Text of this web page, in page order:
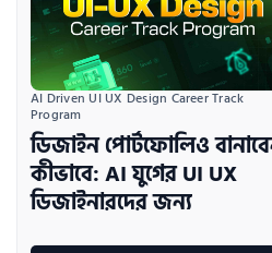
AI Driven UI UX Design Career Track
Program
ডিজাইন পোর্টফোলিও
কীভাবে: AI যুগের UI UX
ডিজাইনারদের জন্য